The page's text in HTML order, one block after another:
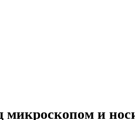
микроскопом и